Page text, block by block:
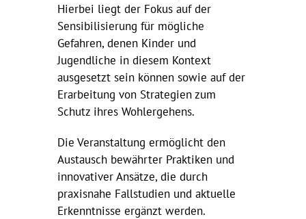
Hierbei liegt der Fokus auf der
Sensibilisierung für mögliche
Gefahren, denen Kinder und
Jugendliche in diesem Kontext
ausgesetzt sein können sowie auf der
Erarbeitung von Strategien zum
Schutz ihres Wohlergehens.
Die Veranstaltung ermöglicht den
Austausch bewährter Praktiken und
innovativer Ansätze, die durch
praxisnahe Fallstudien und aktuelle
Erkenntnisse ergänzt werden.